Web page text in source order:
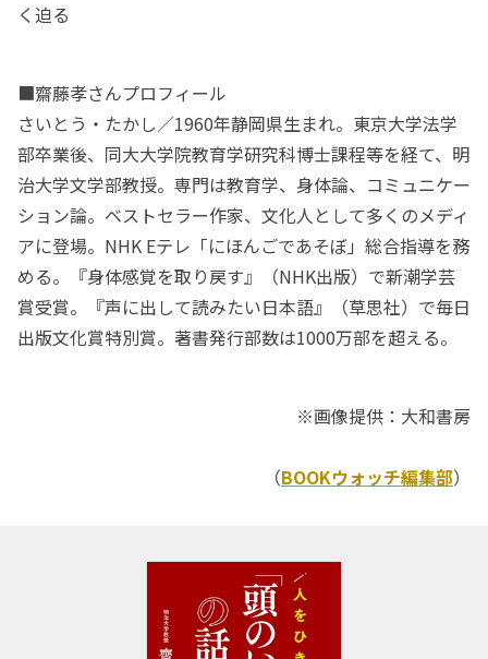
く迫る
■齋藤孝さんプロフィール
さいとう・たかし／1960年静岡県生まれ。東京大学法学
部卒業後、同大大学院教育学研究科博士課程等を経て、明
治大学文学部教授。専門は教育学、身体論、コミュニケー
ション論。ベストセラー作家、文化人として多くのメディ
アに登場。NHK Eテレ「にほんごであそぼ」総合指導を務
める。『身体感覚を取り戻す』（NHK出版）で新潮学芸
賞受賞。『声に出して読みたい日本語』（草思社）で毎日
出版文化賞特別賞。著書発行部数は1000万部を超える。
※画像提供：大和書房
（BOOKウォッチ編集部）